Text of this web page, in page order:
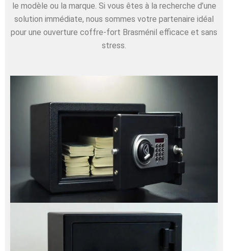
le modèle ou la marque. Si vous êtes à la recherche d’une
solution immédiate, nous sommes votre partenaire idéal
pour une ouverture coffre-fort Brasménil efficace et sans
stress.